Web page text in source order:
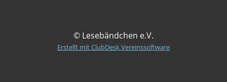
© Lesebändchen e.V.
Erstellt mit ClubDesk Vereinssoftware